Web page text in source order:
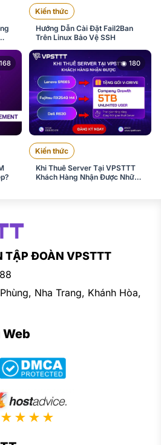
Kiến thức
Hướng Dẫn Cài Đặt Fail2Ban
Trên Linux Bảo Vệ SSH
◉ 180
Kiến thức
Khi Thuê Server Tại VPSTTT
Khách Hàng Nhận Được Những
TẬP ĐOÀN VPSTTT
Nha Trang, Khánh Hòa,